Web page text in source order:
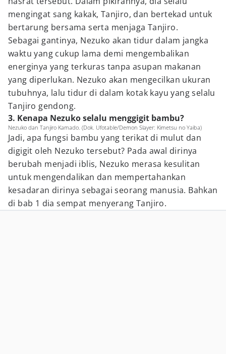
mengingat sang kakak, Tanjiro, dan bertekad untuk
bertarung bersama serta menjaga Tanjiro.
Sebagai gantinya, Nezuko akan tidur dalam jangka
waktu yang cukup lama demi mengembalikan
energinya yang terkuras tanpa asupan makanan
yang diperlukan. Nezuko akan mengecilkan ukuran
tubuhnya, lalu tidur di dalam kotak kayu yang selalu
Tanjiro gendong.
3. Kenapa Nezuko selalu menggigit bambu?
Nezuko dan Tanjiro Kamado. (Dok. Ufotable/Demon Slayer: Kimetsu no Yaiba)
Jadi, apa fungsi bambu yang terikat di mulut dan
digigit oleh Nezuko tersebut? Pada awal dirinya
berubah menjadi iblis, Nezuko merasa kesulitan
untuk mengendalikan dan mempertahankan
kesadaran dirinya sebagai seorang manusia. Bahkan
di bab 1 dia sempat menyerang Tanjiro.